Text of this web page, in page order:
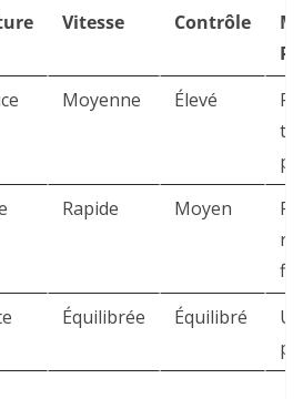
Vitesse Contrôle
Moyenne Élevé
Rapide Moyen
Équilibrée Équilibré